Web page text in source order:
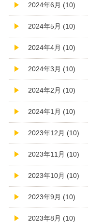
2024年6月 (10)
2024年5月 (10)
2024年4月 (10)
2024年3月 (10)
2024年2月 (10)
2024年1月 (10)
2023年12月 (10)
2023年11月 (10)
2023年10月 (10)
2023年9月 (10)
2023年8月 (10)